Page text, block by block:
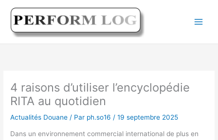
contenu
4 raisons d’utiliser l’encyclopédie
RITA au quotidien
Actualités Douane / Par ph.so16 /19 septembre 2025
Dans un environnement commercial international de plus en